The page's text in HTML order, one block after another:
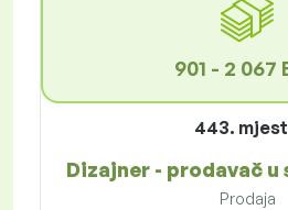
901 - 2 067
443.
Dizajner - prodavač u
Prodaja